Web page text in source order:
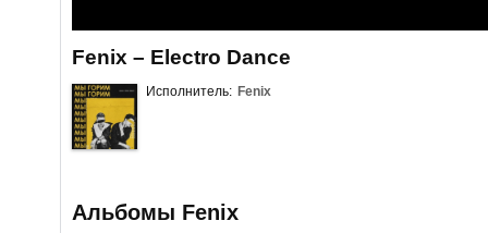
Fenix – Electro Dance
Исполнитель: Fenix
Альбомы Fenix